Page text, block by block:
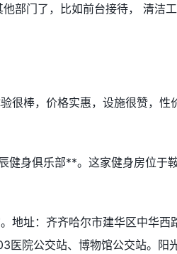
部门了，比如前台接待， 清洁工
很棒，价格实惠，设施很赞，性
健身俱乐部**。这家健身房位于
地址：齐齐哈尔市建华区中华西
医院公交站、博物馆公交站。阳